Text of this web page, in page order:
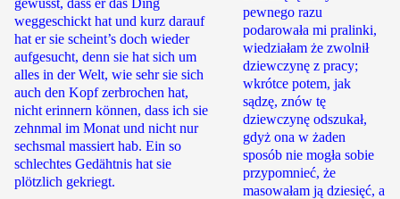
weggeschickt hat und kurz darauf
hat er sie scheint’s doch wieder
aufgesucht, denn sie hat sich um
alles in der Welt, wie sehr sie sich
auch den Kopf zerbrochen hat,
nicht erinnern können, dass ich sie
zehnmal im Monat und nicht nur
sechsmal massiert hab. Ein so
schlechtes Gedähtnis hat sie
plötzlich gekriegt.
pewnego razu
podarowała mi pralinki,
wiedziałam że zwolnił
dziewczynę z pracy;
wkrótce potem, jak
sądzę, znów tę
dziewczynę odszukał,
gdyż ona w żaden
sposób nie mogła sobie
przypomnieć, że
masowałam ją dziesięć, a